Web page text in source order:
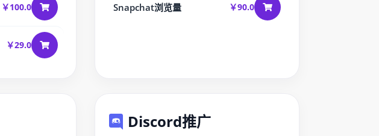
￥100.0
￥29.0
Snapchat浏览量 ￥90.0
Discord推广